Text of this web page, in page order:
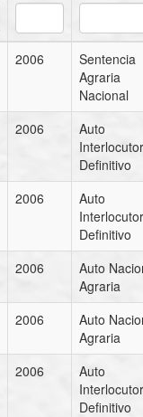
2006
Sentencia
Agraria
Nacional
2006
Auto
Definitivo
2006
Auto
Definitivo
2006
Auto
Agraria
2006
Auto
Agraria
2006
Auto
Definitivo